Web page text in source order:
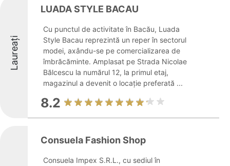
Laureați
LUADA STYLE BACAU
Cu punctul de activitate în Bacău, Luada
Style Bacau reprezintă un reper în sectorul
modei, axându-se pe comercializarea de
îmbrăcăminte. Amplasat pe Strada Nicolae
Bălcescu la numărul 12, la primul etaj,
magazinul a devenit o locație preferată ...
8.2
Consuela Fashion Shop
Consuela Impex S.R.L., cu sediul în